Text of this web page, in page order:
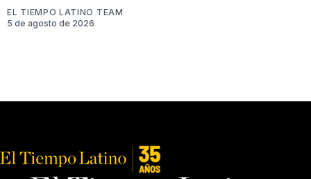
EL TIEMPO LATINO TEAM
5 de agosto de 2026